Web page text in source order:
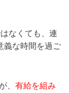
なくても、連
義な時間を過ご
、 有給を組み